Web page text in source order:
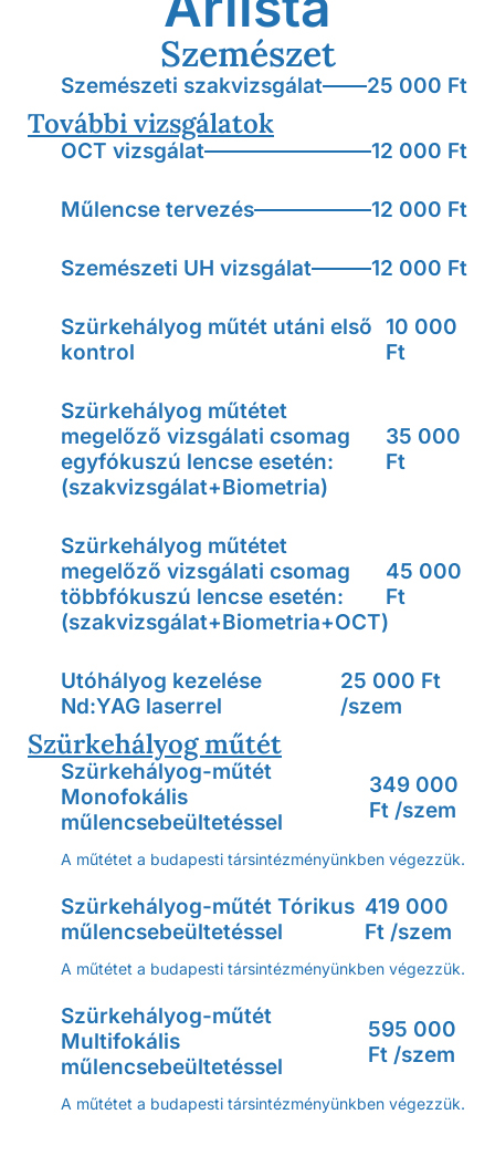
Szemészet
Szemészeti szakvizsgálat 25 000 Ft
További vizsgálatok
OCT vizsgálat 12 000 Ft
Műlencse tervezés 12 000 Ft
Szemészeti UH vizsgálat 12 000 Ft
Szürkehályog műtét utáni első
kontrol
10 000
Ft
Szürkehályog műtétet
megelőző vizsgálati csomag
egyfókuszú lencse esetén:
(szakvizsgálat+Biometria)
35 000
Ft
Szürkehályog műtétet
megelőző vizsgálati csomag
többfókuszú lencse esetén:
(szakvizsgálat+Biometria+OCT)
45 000
Ft
Utóhályog kezelése
Nd:YAG laserrel
25 000 Ft
/szem
Szürkehályog műtét
Szürkehályog-műtét
Monofokális
műlencsebeültetéssel
349 000
Ft /szem
A műtétet a budapesti társintézményünkben végezzük.
Szürkehályog-műtét Tórikus
műlencsebeültetéssel
419 000
Ft /szem
A műtétet a budapesti társintézményünkben végezzük.
Szürkehályog-műtét
Multifokális
műlencsebeültetéssel
595 000
Ft /szem
A műtétet a budapesti társintézményünkben végezzük.